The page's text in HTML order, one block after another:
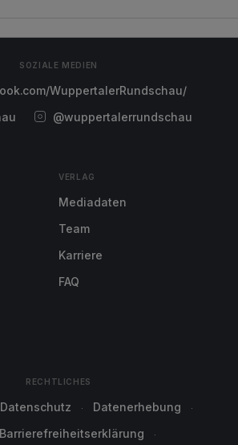
SOZIALE MEDIEN
WuppertalerRundschau/
@wuppertalerrundschau
VERLAG
Mediadaten
Team
Karriere
FAQ
RECHTLICHES
Datenschutz
Datenerhebung
Barrierefreiheitserklärung